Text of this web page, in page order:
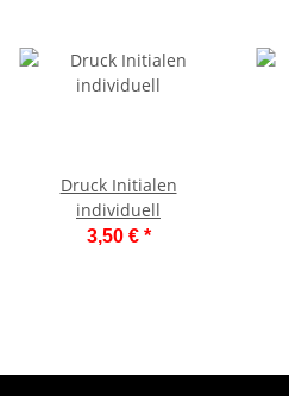
Druck Initialen
individuell
3,50 € *